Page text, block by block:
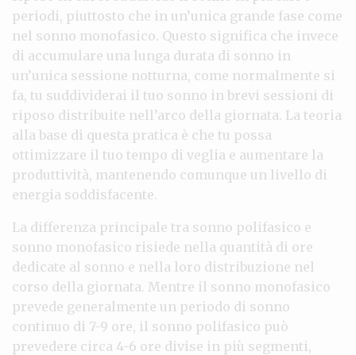
periodi, piuttosto che in un’unica grande fase come
nel sonno monofasico. Questo significa che invece
di accumulare una lunga durata di sonno in
un’unica sessione notturna, come normalmente si
fa, tu suddividerai il tuo sonno in brevi sessioni di
riposo distribuite nell’arco della giornata. La teoria
alla base di questa pratica è che tu possa
ottimizzare il tuo tempo di veglia e aumentare la
produttività, mantenendo comunque un livello di
energia soddisfacente.
La differenza principale tra sonno polifasico e
sonno monofasico risiede nella quantità di ore
dedicate al sonno e nella loro distribuzione nel
corso della giornata. Mentre il sonno monofasico
prevede generalmente un periodo di sonno
continuo di 7-9 ore, il sonno polifasico può
prevedere circa 4-6 ore divise in più segmenti,